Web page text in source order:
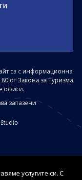
са с информационна
от Закона за Туризма
офиси.
запазени
услугите си. С